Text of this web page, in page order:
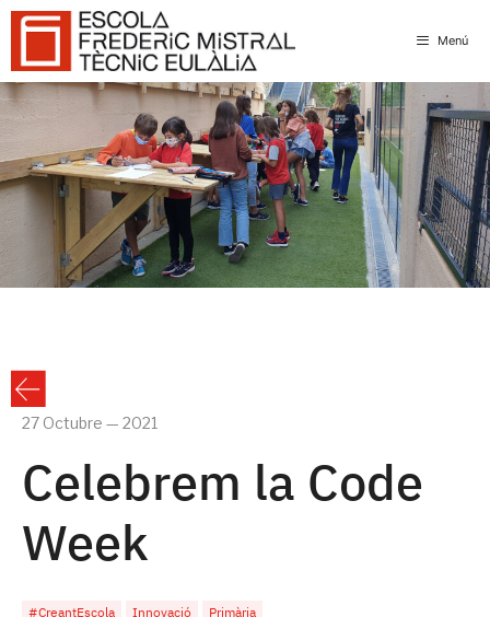
Skip
Menú
27 Octubre — 2021
Celebrem la Code
Week
#CreantEscola Innovació Primària